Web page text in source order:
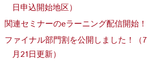
日申込開始地区）
関連セミナーのeラーニング配信開始！
ファイナル部門割を公開しました！（7
月21日更新）